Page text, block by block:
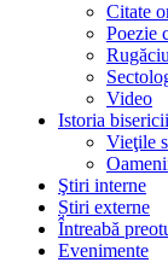
Citate
Poezie
Video
Istoria bisericii
Vieţile
Ştiri interne
Știri externe
Întreabă
Evenimente